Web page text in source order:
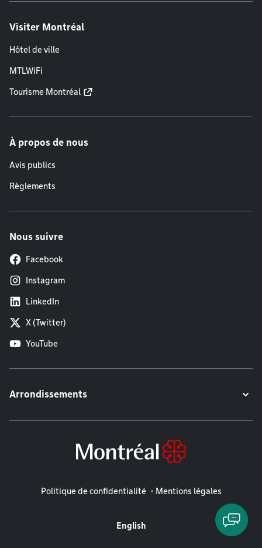
Visiter Montréal
Hôtel de ville
MTLWiFi
Tourisme Montréal
À propos de nous
Avis publics
Règlements
Nous suivre
Facebook
Instagram
LinkedIn
X (Twitter)
YouTube
Arrondissements
Mentions légales
Politique de confidentialité Mentions légales
English